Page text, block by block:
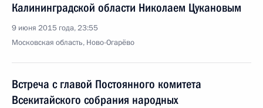
Калининградской области Николаем Цукановым
9 июня 2015 года, 23:55
Московская область, Ново-Огарёво
Встреча с главой Постоянного комитета
Всекитайского собрания народных